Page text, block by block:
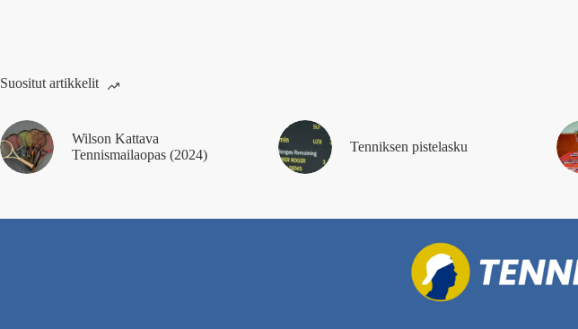
Suositut artikkelit
Wilson Kattava
Tennismailaopas (2024)
Tenniksen pistelasku